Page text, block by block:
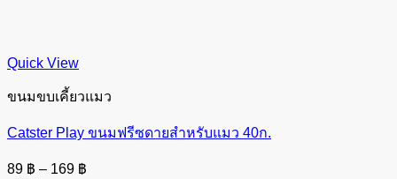
Quick View
ขนมขบเคี้ยวแมว
Catster Play ขนมฟรีซดายสำหรับแมว 40ก.
89 ฿ – 169 ฿